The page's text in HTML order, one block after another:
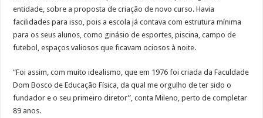
entidade, sobre a proposta de criação de novo curso. Havia
facilidades para isso, pois a escola já contava com estrutura mínima
para os seus alunos, como ginásio de esportes, piscina, campo de
futebol, espaços valiosos que ficavam ociosos à noite.
“Foi assim, com muito idealismo, que em 1976 foi criada da Faculdade
Dom Bosco de Educação Física, da qual me orgulho de ter sido o
fundador e o seu primeiro diretor”, conta Mileno, perto de completar
89 anos.